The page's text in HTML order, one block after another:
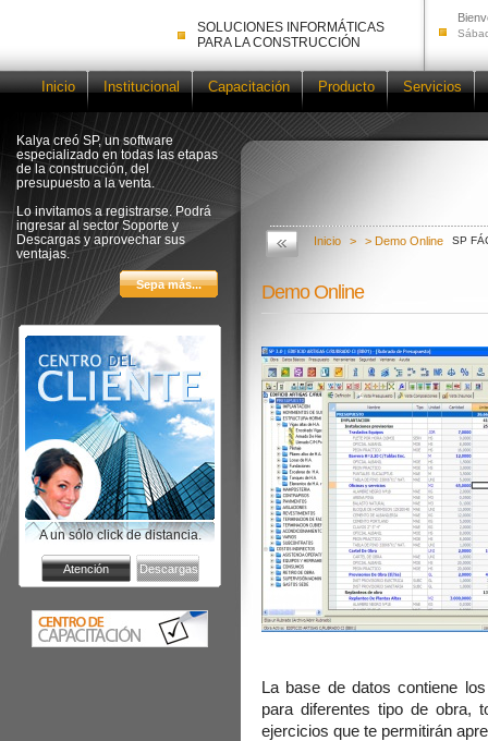
SOLUCIONES INFORMÁTICAS
PARA LA CONSTRUCCIÓN
Inicio Institucional Capacitación Producto Servicios
Kalya creó SP, un software
especializado en todas las etapas
de la construcción, del
presupuesto a la venta.
Lo invitamos a registrarse. Podrá
ingresar al sector Soporte y
Descargas y aprovechar sus
ventajas.
A un sólo click de distancia.
Inicio > > Demo Online SP
Demo Online
La base de datos contiene
para diferentes tipo de obra,
ejercicios que te permitirán